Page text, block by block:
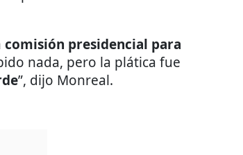
comisión presidencial para
nada, pero la plática fue
”, dijo Monreal.